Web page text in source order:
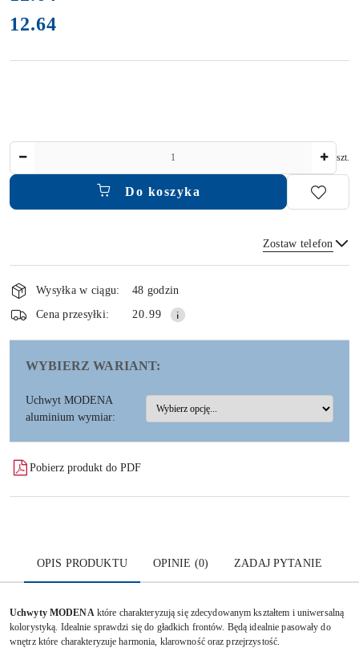
Cena:
12.64
szt.
Do koszyka
Zostaw telefon
Wyślij
Dostępność
i
dostawa
Wysyłka w ciągu:
48 godzin
Cena przesyłki:
20.99
WYBIERZ WARIANT:
Uchwyt MODENA
aluminium wymiar:
Pobierz produkt do PDF
OPIS PRODUKTU OPINIE (0) ZADAJ PYTANIE
Uchwyty MODENA które charakteryzują się zdecydowanym kształtem i uniwersalną
kolorystyką. Idealnie sprawdzi się do gładkich frontów. Będą idealnie pasowały do
wnętrz które charakteryzuje harmonia, klarowność oraz przejrzystość.